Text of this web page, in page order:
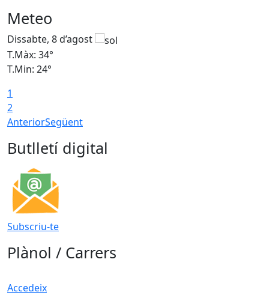
Meteo
Dissabte, 8 d’agost
T.Màx: 34°
T.Min: 24°
1
2
AnteriorSegüent
Butlletí digital
Subscriu-te
Plànol / Carrers
Accedeix